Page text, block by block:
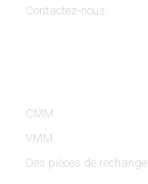
Contactez-nous
CMM
VMM
Des pièces de rechange